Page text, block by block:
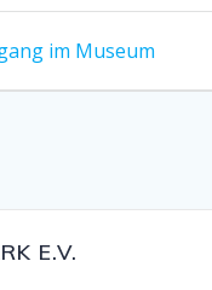
im Museum
E.V.